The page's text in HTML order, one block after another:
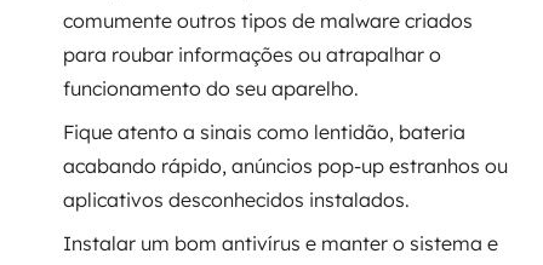
Migração para Cloud
Transformação digital
UX / UI design
comumente outros tipos de malware criados
para roubar informações ou atrapalhar o
funcionamento do seu aparelho.
Fique atento a sinais como lentidão, bateria
acabando rápido, anúncios pop-up estranhos ou
aplicativos desconhecidos instalados.
Instalar um bom antivírus e manter o sistema e